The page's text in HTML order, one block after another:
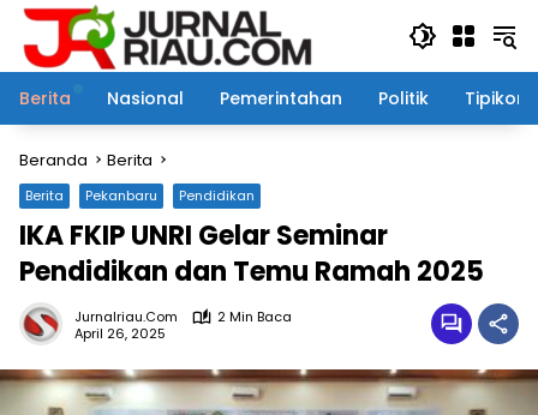
Langsung
konten
Berita
Nasional Pemerintahan Politik Tipikor
Beranda Berita
Berita Pekanbaru Pendidikan
IKA FKIP UNRI Gelar Seminar
Pendidikan dan Temu Ramah 2025
Jurnalriau.com
2 Min Baca
April 26, 2025